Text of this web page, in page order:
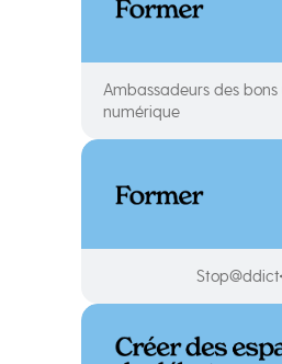
Ambassadeurs des bons
numérique
Stop@ddict